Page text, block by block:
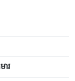
ារ